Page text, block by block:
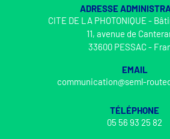
ADRESSE
CITE DE LA PHOTONIQUE -
11, avenue de
33600 PESSAC -
EMAIL
communication@seml-
TÉLÉPHONE
05 56 93 25 82